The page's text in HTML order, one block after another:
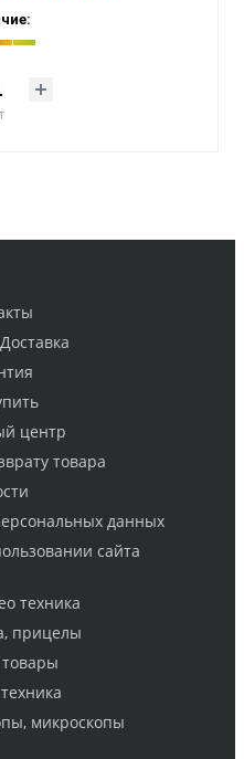
центр
товара
данных
сайта
техника
прицелы
микроскопы